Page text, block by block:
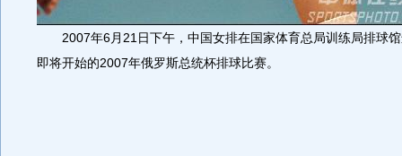
2007年6月21日下午，中国女排在国家体育总局训练局排球馆
即将开始的2007年俄罗斯总统杯排球比赛。